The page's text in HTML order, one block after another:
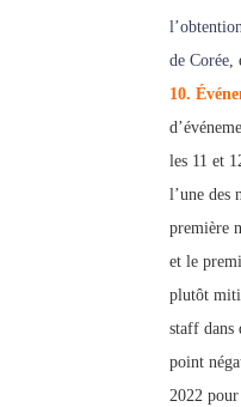
de Corée,
10.
les 11 et
l’une des
première
et le
plutôt
staff dans
point
2022